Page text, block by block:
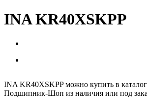
INA KR40XSKPP
INA KR40XSKPP можно купить в
Подшипник-Шоп из наличия или под